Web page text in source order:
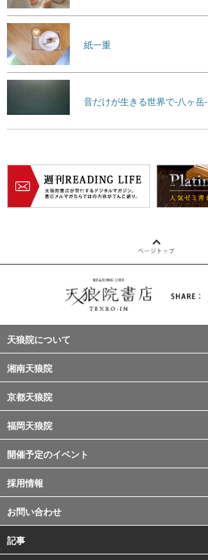
紙一重
音だけが生きる世界で-八ヶ岳-
天狼院について
湘南天狼院
京都天狼院
福岡天狼院
開催予定のイベント
採用情報
お問い合わせ
記事